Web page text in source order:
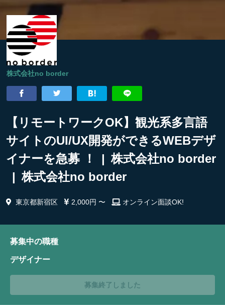
株式会社no border
【リモートワークOK】観光系多言語
サイトのUI/UX開発ができるWEBデザ
イナーを急募 ！ | 株式会社no border
| 株式会社no border
東京都新宿区 2,000円 〜 オンライン面談OK!
募集中の職種
デザイナー
募集終了しました